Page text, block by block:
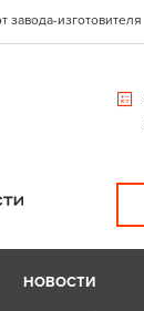
завода-изготовителя
НОВОСТИ